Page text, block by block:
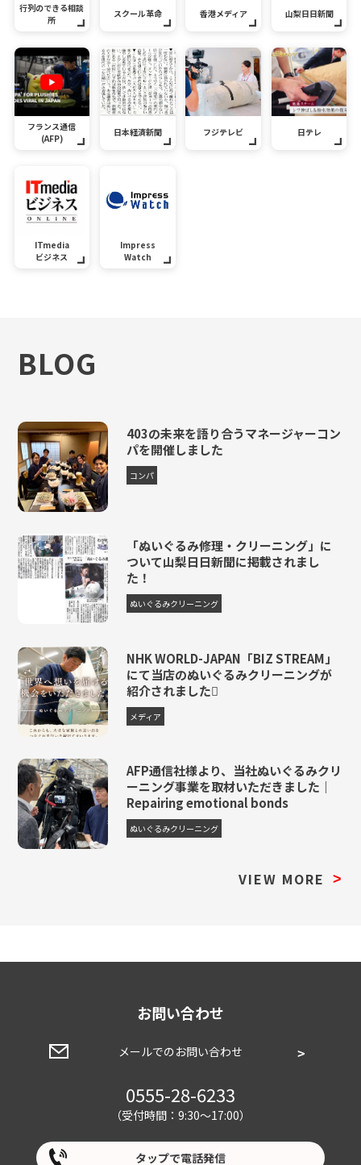
行列のできる相談
所
スクール革命 香港メディア 山梨日日新聞
フランス通信
(AFP)
日本経済新聞 フジテレビ 日テレ
ITmedia
ビジネス
Impress
Watch
BLOG
403の未来を語り合うマネージャーコン
パを開催しました
コンパ
「ぬいぐるみ修理・クリーニング」に
ついて山梨日日新聞に掲載されまし
た！
ぬいぐるみクリーニング
NHK WORLD-JAPAN「BIZ STREAM」
にて当店のぬいぐるみクリーニングが
紹介されました
メディア
AFP通信社様より、当社ぬいぐるみクリ
ーニング事業を取材いただきました｜
Repairing emotional bonds
ぬいぐるみクリーニング
VIEW MORE >
お問い合わせ
メールでのお問い合わせ
0555-28-6233
（受付時間：9:30～17:00）
タップで電話発信